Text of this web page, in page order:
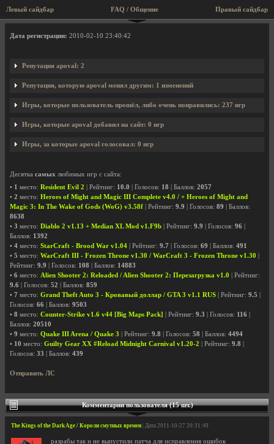
Левый сайдбар Правый сайдбар
FAQ / Общение
Профиль пользователя apoval
Дата регистрации: 2010-02-10 23:40:42
Репутация apoval: 2
Репутация, которую apoval менял другим: 1 изменений
Игры, которые пользователь прошёл, либо очень понравились: 237 игр
Игры, которые apoval добавил на сайт: 0 игр
Игры, за которые apoval голосовал: 0 игр
Десятка самых любимых игр с сайта:
• 1 место: Resident Evil 2 | Рейтинг: 10.0 | Голосов: 18 | Баллов: 2057
• 2 место: Heroes of Might and Magic III Complete v4.0 / + Heroes of Might and
Magic 3: In The Wake of Gods (WoG) v3.58f | Рейтинг: 9.9 | Голосов: 89 | Баллов:
8638
• 3 место: Diablo 2 v1.13 + Median XL Mod v1.F9b | Рейтинг: 9.9 | Голосов: 96
Баллов: 1392
• 4 место: StarCraft - Brood War v1.04 | Рейтинг: 9.7 | Голосов: 69 | Баллов: 491
• 5 место: WarCraft III - Frozen Throne v1.30 / WarCraft 3 - Frozen Throne v1.30
Рейтинг: 9.9 | Голосов: 108 | Баллов: 14883
• 6 место: Alien Shooter 2: Reloaded / Alien Shooter 2: Перезагрузка v1.0 | Рейтинг:
9.6 | Голосов: 52 | Баллов: 859
• 7 место: Grand Theft Auto 3 - Кровавый доллар / GTA 3 v1.1 RUS | Рейтинг: 9.5
Голосов: 66 | Баллов: 9503
• 8 место: Counter-Strike v1.6 v44 [Big Maps Pack] | Рейтинг: 9.3 | Голосов: 116
Баллов: 20510
• 9 место: Quake III Arena / Quake 3 | Рейтинг: 9.8 | Голосов: 58 | Баллов: 4494
• 10 место: Guilty Gear XX #Reload Midnight Carnival v1.20-2 | Рейтинг: 9.8
Голосов: 33 | Баллов: 439
Отправить ЛС
Комментарии пользователя (15 шт.)
The Kings of the Dark Age / Короли смутных времен | Дата 2011-10-27 20:31:49
разрабы так и не выпустили патча для исправления ошибок